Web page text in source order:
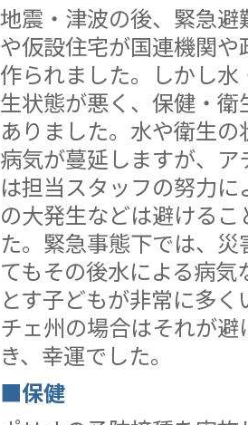
地震・津波の後、緊急避
や仮設住宅が国連機関や
作られました。しかし水
生状態が悪く、保健・衛
ありました。水や衛生
病気が蔓延しますが、ア
は担当スタッフの努力に
の大発生などは避ける
た。緊急事態下では、
てもその後水による病気
とす子どもが非常に多
チェ州の場合はそれが
き、幸運でした。
■保健